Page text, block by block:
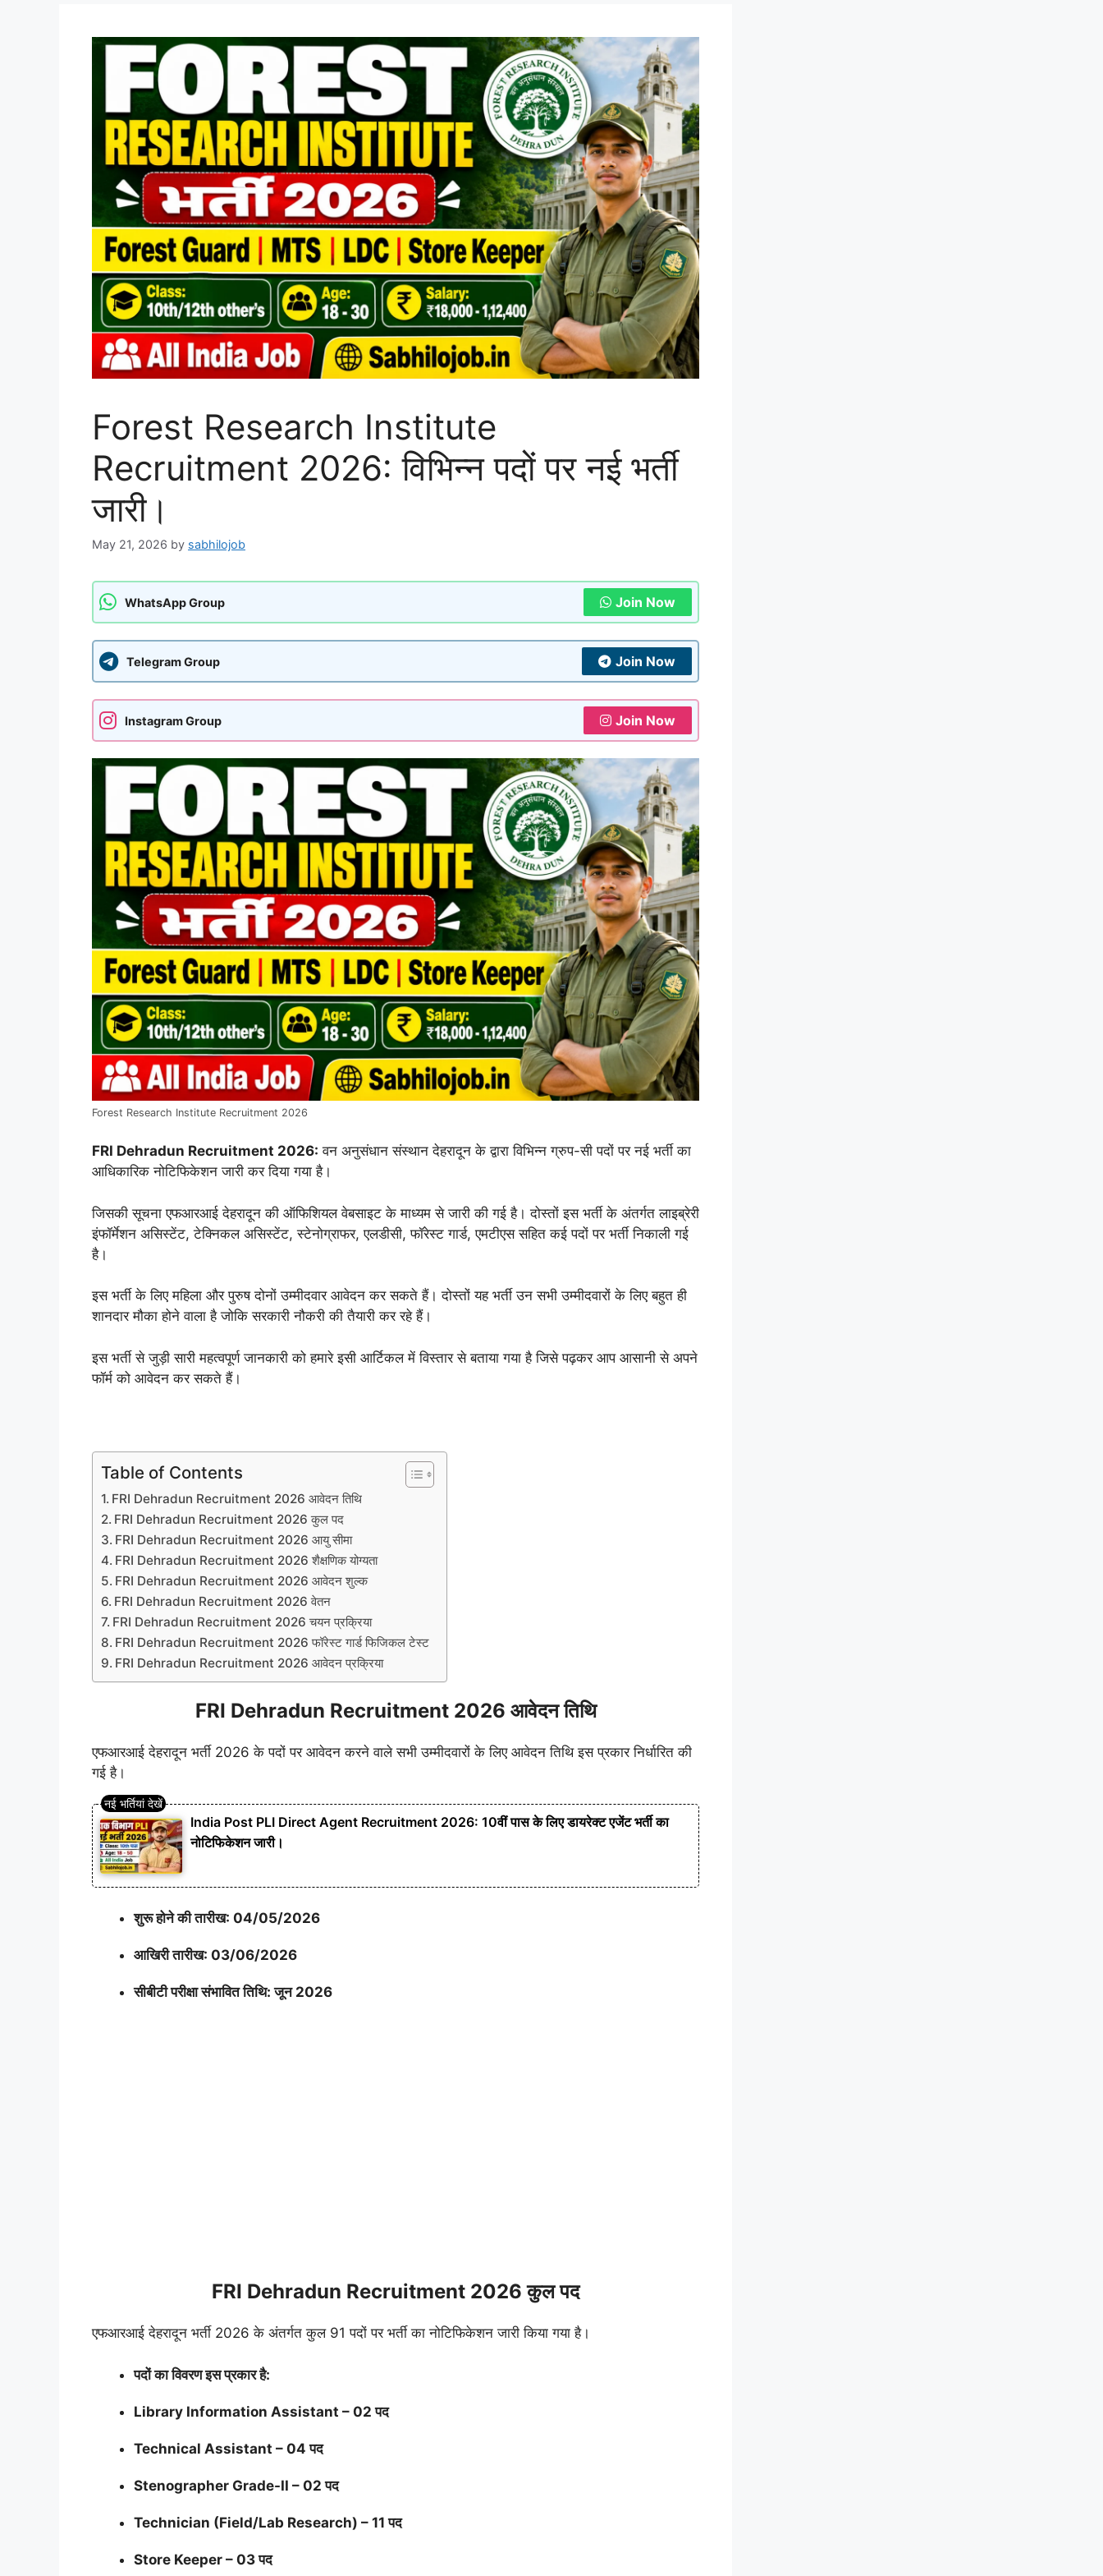
Forest Research Institute
Recruitment 2026: विभिन्न पदों पर नई भर्ती
जारी।
May 21, 2026 by sabhilojob
WhatsApp Group Join Now
Telegram Group Join Now
Instagram Group Join Now
Forest Research Institute Recruitment 2026
FRI Dehradun Recruitment 2026: वन अनुसंधान संस्थान देहरादून के द्वारा विभिन्न ग्रुप-सी पदों पर नई भर्ती का
आधिकारिक नोटिफिकेशन जारी कर दिया गया है।
जिसकी सूचना एफआरआई देहरादून की ऑफिशियल वेबसाइट के माध्यम से जारी की गई है। दोस्तों इस भर्ती के अंतर्गत लाइब्रेरी
इंफॉर्मेशन असिस्टेंट, टेक्निकल असिस्टेंट, स्टेनोग्राफर, एलडीसी, फॉरेस्ट गार्ड, एमटीएस सहित कई पदों पर भर्ती निकाली गई
है।
इस भर्ती के लिए महिला और पुरुष दोनों उम्मीदवार आवेदन कर सकते हैं। दोस्तों यह भर्ती उन सभी उम्मीदवारों के लिए बहुत ही
शानदार मौका होने वाला है जोकि सरकारी नौकरी की तैयारी कर रहे हैं।
इस भर्ती से जुड़ी सारी महत्वपूर्ण जानकारी को हमारे इसी आर्टिकल में विस्तार से बताया गया है जिसे पढ़कर आप आसानी से अपने
फॉर्म को आवेदन कर सकते हैं।
Table of Contents
FRI Dehradun Recruitment 2026 आवेदन तिथि
FRI Dehradun Recruitment 2026 कुल पद
FRI Dehradun Recruitment 2026 आयु सीमा
FRI Dehradun Recruitment 2026 शैक्षणिक योग्यता
FRI Dehradun Recruitment 2026 आवेदन शुल्क
FRI Dehradun Recruitment 2026 वेतन
FRI Dehradun Recruitment 2026 चयन प्रक्रिया
FRI Dehradun Recruitment 2026 फॉरेस्ट गार्ड फिजिकल टेस्ट
FRI Dehradun Recruitment 2026 आवेदन प्रक्रिया
FRI Dehradun Recruitment 2026 आवेदन तिथि
एफआरआई देहरादून भर्ती 2026 के पदों पर आवेदन करने वाले सभी उम्मीदवारों के लिए आवेदन तिथि इस प्रकार निर्धारित की
गई है।
India Post PLI Direct Agent Recruitment 2026: 10वीं पास के लिए डायरेक्ट एजेंट भर्ती का
नोटिफिकेशन जारी।
शुरू होने की तारीख: 04/05/2026
आखिरी तारीख: 03/06/2026
सीबीटी परीक्षा संभावित तिथि: जून 2026
FRI Dehradun Recruitment 2026 कुल पद
एफआरआई देहरादून भर्ती 2026 के अंतर्गत कुल 91 पदों पर भर्ती का नोटिफिकेशन जारी किया गया है।
पदों का विवरण इस प्रकार है:
Library Information Assistant – 02 पद
Technical Assistant – 04 पद
Stenographer Grade-II – 02 पद
Technician (Field/Lab Research) – 11 पद
Store Keeper – 03 पद